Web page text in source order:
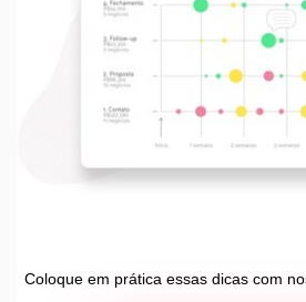
Coloque em prática essas dicas com